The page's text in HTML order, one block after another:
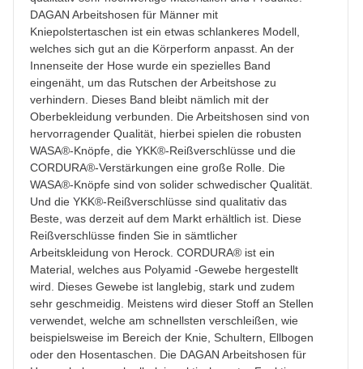
DAGAN Arbeitshosen für Männer mit
Kniepolstertaschen ist ein etwas schlankeres Modell,
welches sich gut an die Körperform anpasst. An der
Innenseite der Hose wurde ein spezielles Band
eingenäht, um das Rutschen der Arbeitshose zu
verhindern. Dieses Band bleibt nämlich mit der
Oberbekleidung verbunden. Die Arbeitshosen sind von
hervorragender Qualität, hierbei spielen die robusten
WASA®-Knöpfe, die YKK®-Reißverschlüsse und die
CORDURA®-Verstärkungen eine große Rolle. Die
WASA®-Knöpfe sind von solider schwedischer Qualität.
Und die YKK®-Reißverschlüsse sind qualitativ das
Beste, was derzeit auf dem Markt erhältlich ist. Diese
Reißverschlüsse finden Sie in sämtlicher
Arbeitskleidung von Herock. CORDURA® ist ein
Material, welches aus Polyamid -Gewebe hergestellt
wird. Dieses Gewebe ist langlebig, stark und zudem
sehr geschmeidig. Meistens wird dieser Stoff an Stellen
verwendet, welche am schnellsten verschleißen, wie
beispielsweise im Bereich der Knie, Schultern, Ellbogen
oder den Hosentaschen. Die DAGAN Arbeitshosen für